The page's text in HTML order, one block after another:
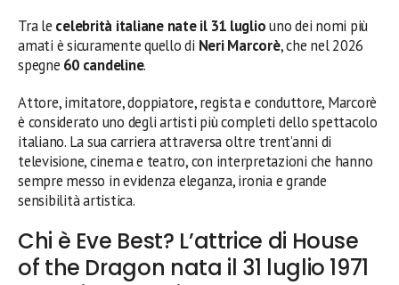
Tra le celebrità italiane nate il 31 lugliouno dei nomi più
amati è sicuramente quello di Neri Marcorè, che nel 2026
spegne 60 candeline.
Attore, imitatore, doppiatore, regista e conduttore, Marcorè
è considerato uno degli artisti più completi dello spettacolo
italiano. La sua carriera attraversa oltre trent’anni di
televisione, cinema e teatro, con interpretazioni che hanno
sempre messo in evidenza eleganza, ironia e grande
sensibilità artistica.
Chi è Eve Best? L’attrice di House
of the Dragon nata il 31 luglio 1971